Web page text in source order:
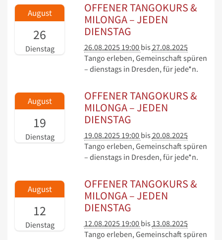
August
26
Dienstag
OFFENER TANGOKURS &
MILONGA – JEDEN
DIENSTAG
26.08.2025 19:00 bis 27.08.2025
Tango erleben, Gemeinschaft spüren
– dienstags in Dresden, für jede*n.
August
19
Dienstag
OFFENER TANGOKURS &
MILONGA – JEDEN
DIENSTAG
19.08.2025 19:00 bis 20.08.2025
Tango erleben, Gemeinschaft spüren
– dienstags in Dresden, für jede*n.
August
12
Dienstag
OFFENER TANGOKURS &
MILONGA – JEDEN
DIENSTAG
12.08.2025 19:00 bis 13.08.2025
Tango erleben, Gemeinschaft spüren